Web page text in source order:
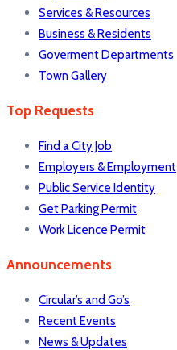
Services & Resources
Business & Residents
Goverment Departments
Town Gallery
Top Requests
Find a City Job
Employers & Employment
Public Service Identity
Get Parking Permit
Work Licence Permit
Announcements
Circular’s and Go’s
Recent Events
News & Updates